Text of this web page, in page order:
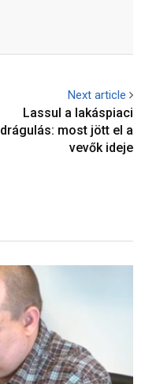
Next article
Lassul a lakáspiaci
drágulás: most jött el a
vevők ideje